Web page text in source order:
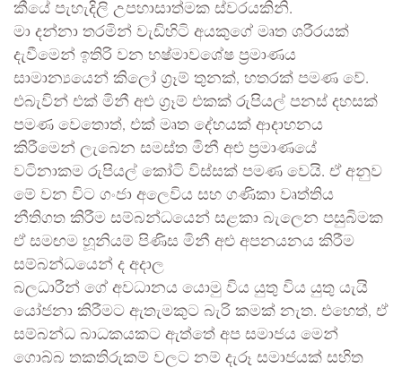
කීයේ පැහැදිලි උපහාසාත්මක ස්වරයකිනි.
මා දන්නා තරමින් වැඩිහිටි අයකුගේ මෘත ශරීරයක්
දැවීමෙන් ඉතිරි වන භෂ්මාවශේෂ ප්‍රමාණය
සාමාන්‍යයෙන් කිලෝ ග්‍රෑම් තුනක්, හතරක් පමණ වේ.
එබැවින් එක් මිනී අළු ග්‍රෑම් එකක් රුපියල් පනස් දහසක්
පමණ වෙතොත්, එක් මෘත දේහයක් ආදාහනය
කිරීමෙන් ලැබෙන සමස්ත මිනී අළු ප්‍රමාණයේ
වටිනාකම රුපියල් කෝටි විස්සක් පමණ වෙයි. ඒ අනුව
මේ වන විට ගංජා අලෙවිය සහ ගණිකා වෘත්තිය
නීතිගත කිරීම සම්බන්ධයෙන් සළකා බැලෙන පසුබිමක
ඒ සමඟම හූනියම් පිණිස මිනී අළු අපනයනය කිරීම
සම්බන්ධයෙන් ද අදාල
බලධාරීන් ගේ අවධානය යොමු විය යුතු විය යුතු යැයි
යෝජනා කිරීමට ඇතැමකුට බැරි කමක් නැත. එහෙත්, ඒ
සම්බන්ධ බාධකයකට ඇත්තේ අප සමාජය මෙන්
ගොබ්බ තකතිරුකම් වලට නම් දැරූ සමාජයක් සහිත